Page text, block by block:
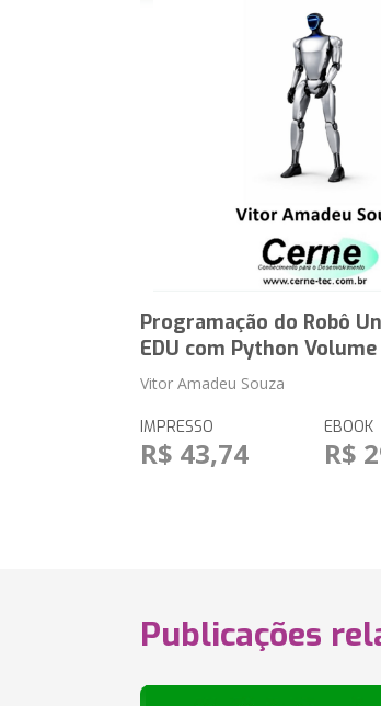
Programação do Robô
EDU com Python Volume
Vitor Amadeu Souza
IMPRESSO
R$ 43,74
EBOOK
R$
Publicações